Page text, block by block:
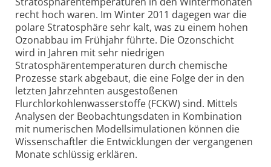
recht hoch waren. Im Winter 2011 dagegen war die
polare Stratosphäre sehr kalt, was zu einem hohen
Ozonabbau im Frühjahr führte. Die Ozonschicht
wird in Jahren mit sehr niedrigen
Stratosphärentemperaturen durch chemische
Prozesse stark abgebaut, die eine Folge der in den
letzten Jahrzehnten ausgestoßenen
Flurchlorkohlenwasserstoffe (FCKW) sind. Mittels
Analysen der Beobachtungsdaten in Kombination
mit numerischen Modellsimulationen können die
Wissenschaftler die Entwicklungen der vergangenen
Monate schlüssig erklären.